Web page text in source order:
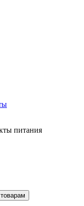
питания